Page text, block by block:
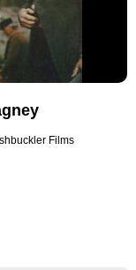
Films